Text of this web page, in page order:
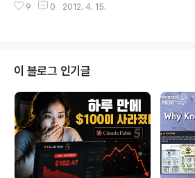
에만 해당 됩니다.*** Syntax: keyName = ..
ard, Network Changes, and More! 최근의
다루겠습니다. 유료 고객이시면 Daily Builds
를 보시면 변경된 사항을 자세히 보실 수 있을 겁니다.
work API Changesbuild 2012.782 에서는
k.request() 와 network.downloa..
9 0 2012. 4. 15.
이 블로그 인기글